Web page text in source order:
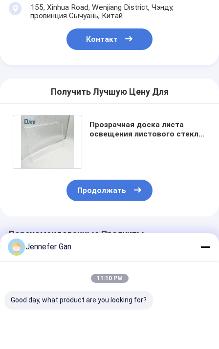
155, Xinhua Road, Wenjiang District, Чэнду,
провинция Сычуань, Китай
Контакт
Получить Лучшую Цену Для
Прозрачная доска листа
освещения листового стекл
Продолжать
Порекомендованные Продукты
Jennefer Gan
11:10 PM
Good day, what product are you looking for?